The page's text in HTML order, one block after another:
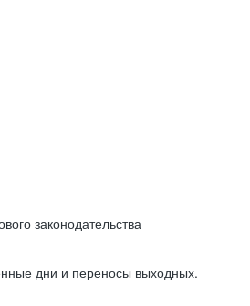
законодательства
дни и переносы выходных.